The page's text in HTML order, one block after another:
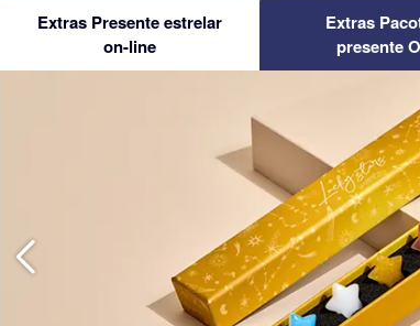
Extras Presente estrelar
on-line
Extras
presente